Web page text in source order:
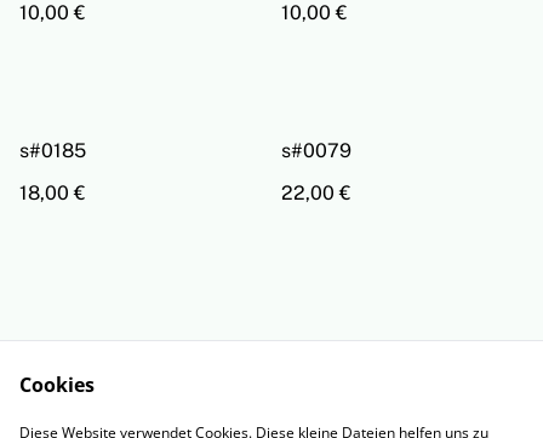
10,00 €
10,00 €
s#0185
18,00 €
s#0079
22,00 €
Cookies
Diese Website verwendet Cookies. Diese kleine Dateien helfen uns zu